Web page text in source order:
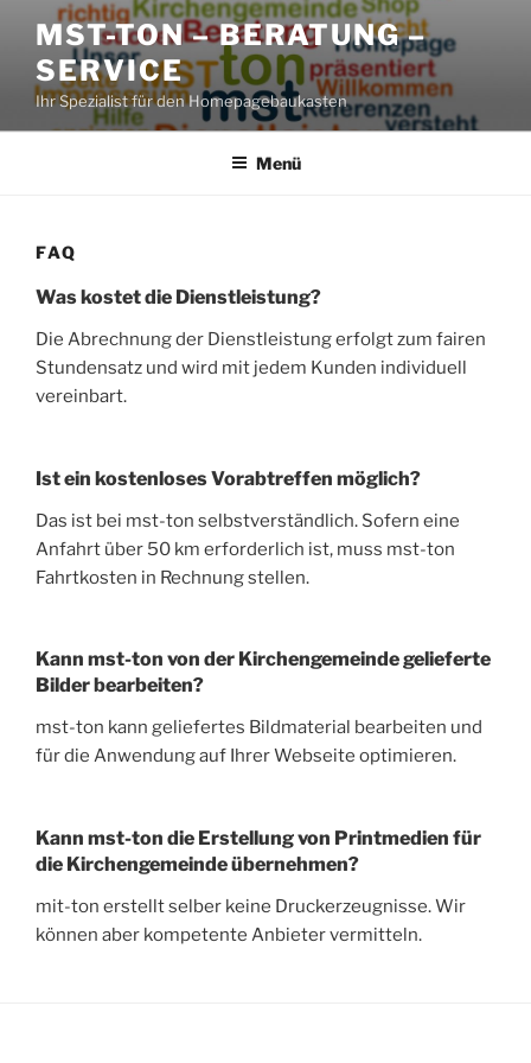
Inhalt
springen
MST-TON – BERATUNG –
SERVICE
Ihr Spezialist für den Homepagebaukasten
Menü
FAQ
Was kostet die Dienstleistung?
Die Abrechnung der Dienstleistung erfolgt zum fairen
Stundensatz und wird mit jedem Kunden individuell
vereinbart.
Ist ein kostenloses Vorabtreffen möglich?
Das ist bei mst-ton selbstverständlich. Sofern eine
Anfahrt über 50 km erforderlich ist, muss mst-ton
Fahrtkosten in Rechnung stellen.
Kann mst-ton von der Kirchengemeinde gelieferte
Bilder bearbeiten?
mst-ton kann geliefertes Bildmaterial bearbeiten und
für die Anwendung auf Ihrer Webseite optimieren.
Kann mst-ton die Erstellung von Printmedien für
die Kirchengemeinde übernehmen?
mit-ton erstellt selber keine Druckerzeugnisse. Wir
können aber kompetente Anbieter vermitteln.